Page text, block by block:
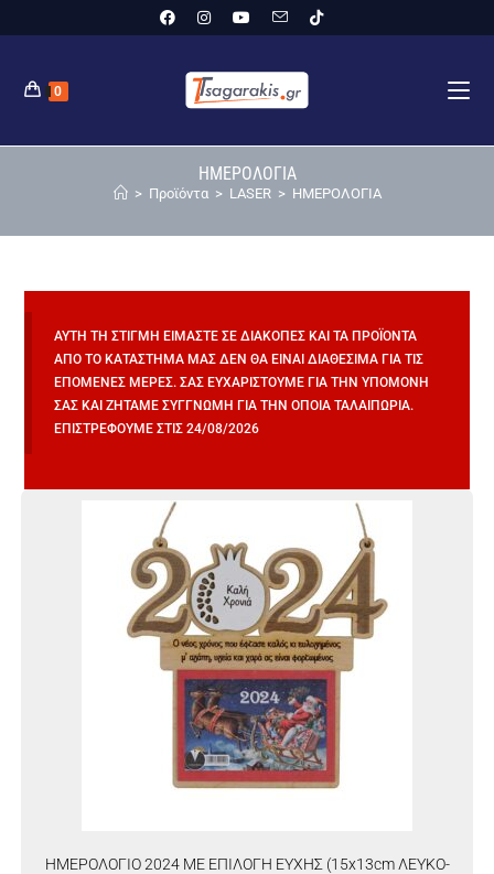
0
ΗΜΕΡΟΛΟΓΙΑ
> Προϊόντα > LASER > ΗΜΕΡΟΛΟΓΙΑ
ΑΥΤΉ ΤΗ ΣΤΙΓΜΉ ΕΊΜΑΣΤΕ ΣΕ ΔΙΑΚΟΠΈΣ ΚΑΙ ΤΑ ΠΡΟΪΌΝΤΑ
ΑΠΌ ΤΟ ΚΑΤΆΣΤΗΜΆ ΜΑΣ ΔΕΝ ΘΑ ΕΊΝΑΙ ΔΙΑΘΈΣΙΜΑ ΓΙΑ ΤΙΣ
ΕΠΌΜΕΝΕΣ ΜΈΡΕΣ. ΣΑΣ ΕΥΧΑΡΙΣΤΟΎΜΕ ΓΙΑ ΤΗΝ ΥΠΟΜΟΝΉ
ΣΑΣ ΚΑΙ ΖΗΤΆΜΕ ΣΥΓΓΝΏΜΗ ΓΙΑ ΤΗΝ ΌΠΟΙΑ ΤΑΛΑΙΠΩΡΊΑ.
ΕΠΙΣΤΡΈΦΟΥΜΕ ΣΤΙΣ 24/08/2026
ΗΜΕΡΟΛΟΓΙΟ 2024 ΜΕ ΕΠΙΛΟΓΗ ΕΥΧΗΣ (15x13cm ΛΕΥΚΟ-